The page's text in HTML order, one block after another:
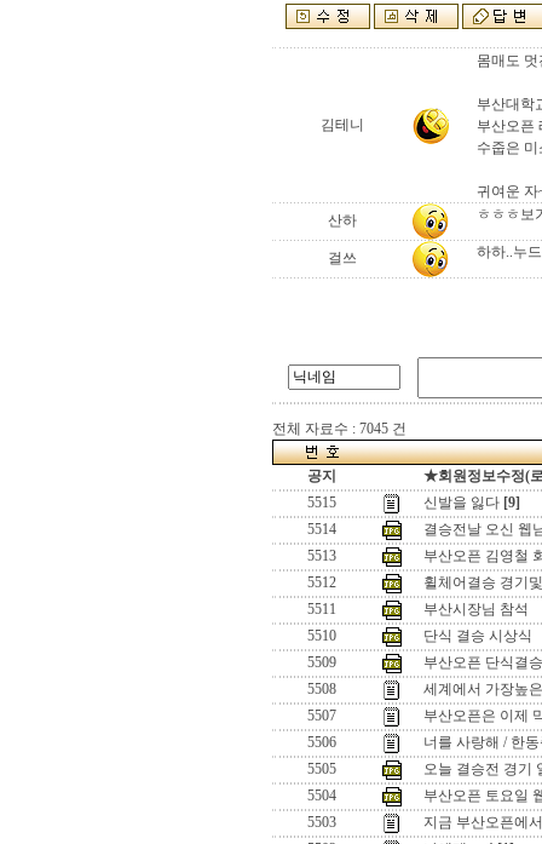
김테니
몸매도
부산대학
부산오픈
수줍은
귀여운
산하
ㅎㅎㅎ보
걸쓰 하하..누
전체 자료수 : 7045 건
공지
★회원정보수정(
5515
신발을 잃다 [9]
5514
결승전날 오신 웹
5513
부산오픈 김영철
5512
휠체어결승 경기
5511
부산시장님 참석
5510
단식 결승 시상식
5509
부산오픈 단식결
5508
세계에서 가장높
5507
부산오픈은 이제
5506
너를 사랑해 / 한
5505
오늘 결승전 경기
5504
부산오픈 토요일
5503
지금 부산오픈에